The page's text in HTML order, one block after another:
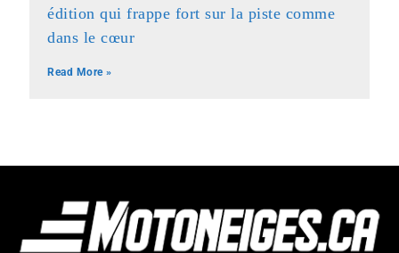
édition qui frappe fort sur la piste comme
dans le cœur
Read More »